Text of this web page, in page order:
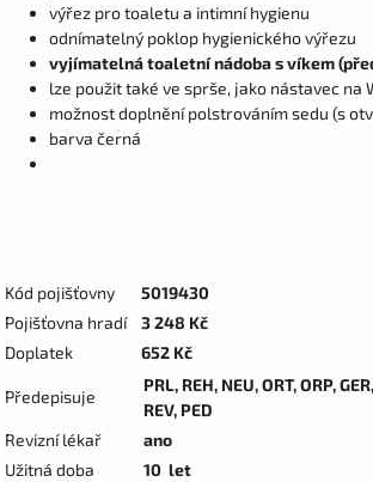
výřez pro toaletu a intimní hygienu
odnímatelný poklop hygienického výřezu
vyjímatelná toaletní nádoba s víkem
lze použit také ve sprše, jako nástavec na
možnost doplnění polstrováním sedu (s
barva černá
Kód pojišťovny
5019430
Pojišťovna hradí
3 248 Kč
Doplatek
652 Kč
Předepisuje
PRL, REH, NEU, ORT, ORP,
REV, PED
Revizní lékař
ano
Užitná doba
10 let